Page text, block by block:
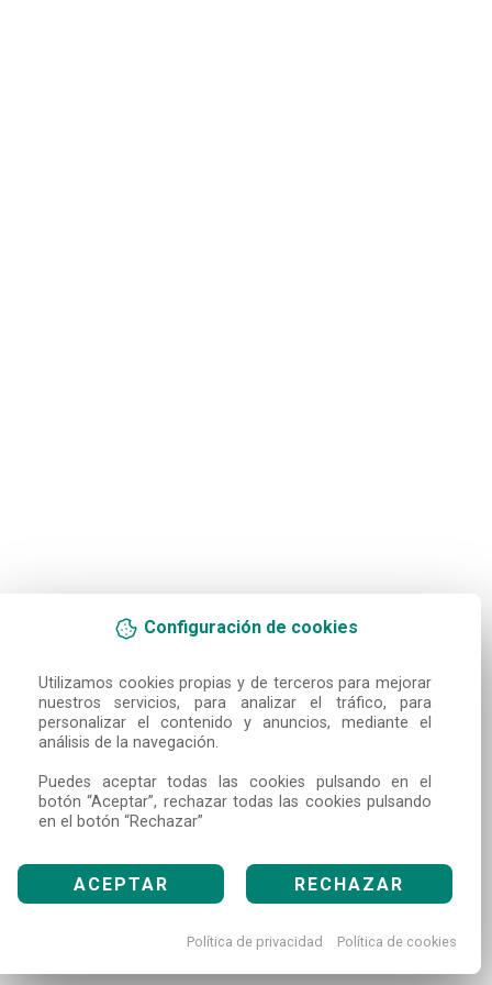
Configuración de cookies
Utilizamos cookies propias y de terceros para mejorar
nuestros servicios, para analizar el tráfico, para
personalizar el contenido y anuncios, mediante el
análisis de la navegación.
Puedes aceptar todas las cookies pulsando en el
botón “Aceptar”, rechazar todas las cookies pulsando
en el botón “Rechazar”
ACEPTAR RECHAZAR
Política de privacidad Política de cookies